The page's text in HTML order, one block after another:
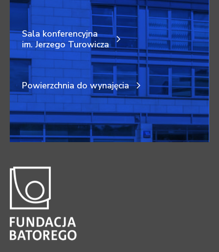
Sala konferencyjna
im. Jerzego Turowicza
Powierzchnia do wynajęcia